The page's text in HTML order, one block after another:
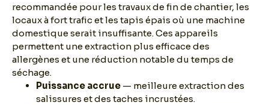
recommandée pour les travaux de fin de chantier, les
locaux à fort trafic et les tapis épais où une machine
domestique serait insuffisante. Ces appareils
permettent une extraction plus efficace des
allergènes et une réduction notable du temps de
séchage.
Puissance accrue — meilleure extraction des
salissures et des taches incrustées.